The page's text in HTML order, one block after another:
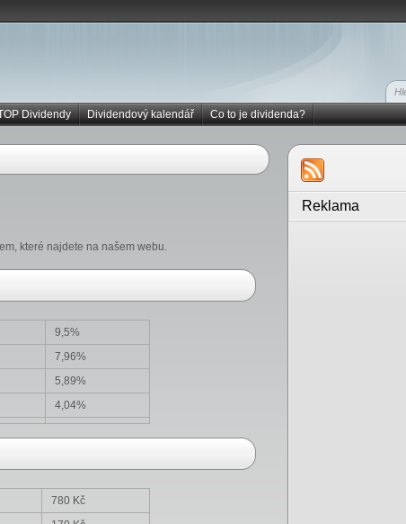
Dividendy Dividendový kalendář Co to je dividenda?
které najdete na našem webu.
9,5%
7,96%
5,89%
4,04%
780 Kč
Reklama